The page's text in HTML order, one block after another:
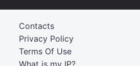
Terms Of Use
Privacy Policy
Contacts